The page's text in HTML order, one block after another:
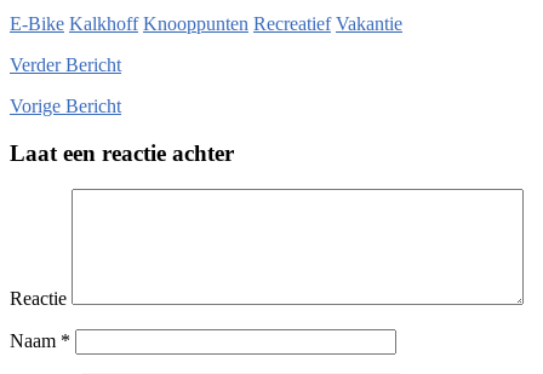
E-Bike Kalkhoff Knooppunten Recreatief Vakantie
VerderBericht
Vorige Bericht
Laat een reactie achter
Reactie
Naam *